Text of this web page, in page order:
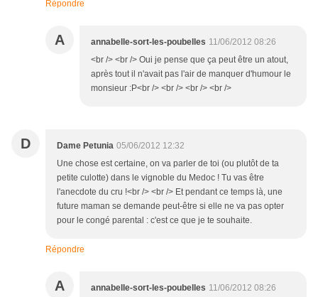
Répondre
A annabelle-sort-les-poubelles 11/06/2012 08:26
<br /> <br /> Oui je pense que ça peut être un atout,
après tout il n'avait pas l'air de manquer d'humour le
monsieur :P<br /> <br /> <br /> <br />
D Dame Petunia 05/06/2012 12:32
Une chose est certaine, on va parler de toi (ou plutôt de ta
petite culotte) dans le vignoble du Medoc ! Tu vas être
l'anecdote du cru !<br /> <br /> Et pendant ce temps là, une
future maman se demande peut-être si elle ne va pas opter
pour le congé parental : c'est ce que je te souhaite.
Répondre
A annabelle-sort-les-poubelles 11/06/2012 08:26